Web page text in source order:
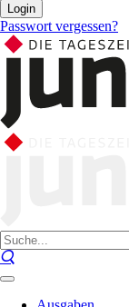
Login
Passwort vergessen?